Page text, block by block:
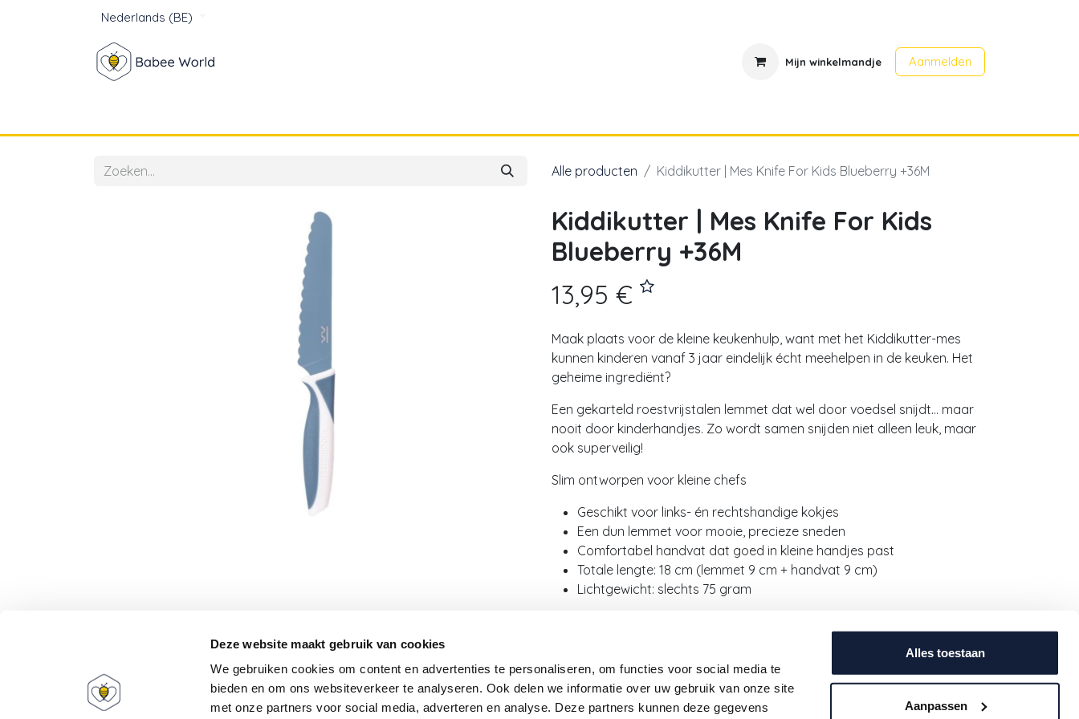
Deze website maakt gebruik van cookies
We gebruiken cookies om content en advertenties te personaliseren, om functies voor social media te
bieden en om ons websiteverkeer te analyseren. Ook delen we informatie over uw gebruik van onze site
met onze partners voor social media, adverteren en analyse. Deze partners kunnen deze gegevens
Alles toestaan
Aanpassen
Nederlands (BE)
Mijn winkelmandje Aanmelden
Alle producten Kiddikutter | Mes Knife For Kids Blueberry +36M
Kiddikutter | Mes Knife For Kids
Blueberry +36M
13,95 €
Maak plaats voor de kleine keukenhulp, want met het Kiddikutter-mes
kunnen kinderen vanaf 3 jaar eindelijk écht meehelpen in de keuken. Het
geheime ingrediënt?
Een gekarteld roestvrijstalen lemmet dat wel door voedsel snijdt… maar
nooit door kinderhandjes. Zo wordt samen snijden niet alleen leuk, maar
ook superveilig!
Slim ontworpen voor kleine chefs
Geschikt voor links- én rechtshandige kokjes
Een dun lemmet voor mooie, precieze sneden
Comfortabel handvat dat goed in kleine handjes past
Totale lengte: 18 cm (lemmet 9 cm + handvat 9 cm)
Lichtgewicht: slechts 75 gram
Snijden, zagen, smullen!
Groenten, fruit, brood… het Kiddikutter-mes gaat er moeiteloos